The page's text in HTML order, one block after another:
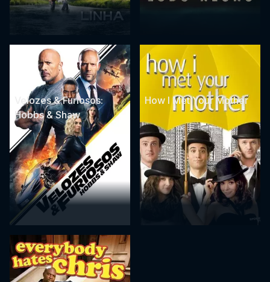
Velozes & Furiosos:
Hobbs & Shaw
How I Met Your Mother